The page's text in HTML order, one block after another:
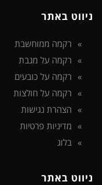
ניווט באתר
רקמה ממוחשבת
רקמה על מגבת
רקמה על כובעים
רקמה על חולצות
הצהרת נגישות
מדיניות פרטיות
בלוג
ניווט באתר